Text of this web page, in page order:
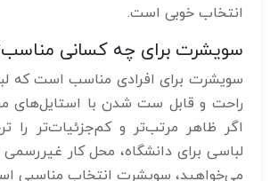
انتخاب خوبی است.
سویشرت برای چه کسانی
سویشرت برای افرادی مناسب است که
راحت و قابل ست شدن با استایل‌های
اگر ظاهر مرتب‌تر و کم‌جزئیات‌تر را
لباسی برای دانشگاه، محل کار غیررسمی
می‌خواهید، سویشرت انتخاب مناسبی